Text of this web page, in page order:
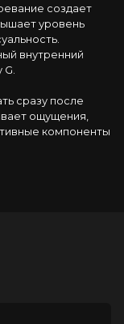
создает
уровень
внутренний
сразу после
ощущения,
компоненты
удовольствия с
в мир ярких